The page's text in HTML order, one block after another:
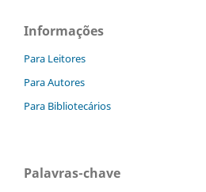
Informações
Para Leitores
Para Autores
Para Bibliotecários
Palavras-chave